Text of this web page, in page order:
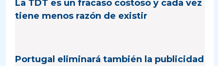
La TDT es un fracaso costoso y cada vez
tiene menos razón de existir
Portugal eliminará también la publicidad